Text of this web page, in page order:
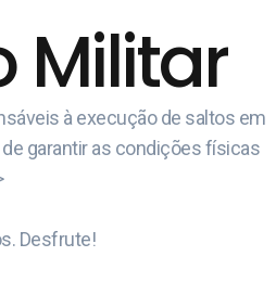
Militar
à execução de saltos em
garantir as condições físicas
Desfrute!